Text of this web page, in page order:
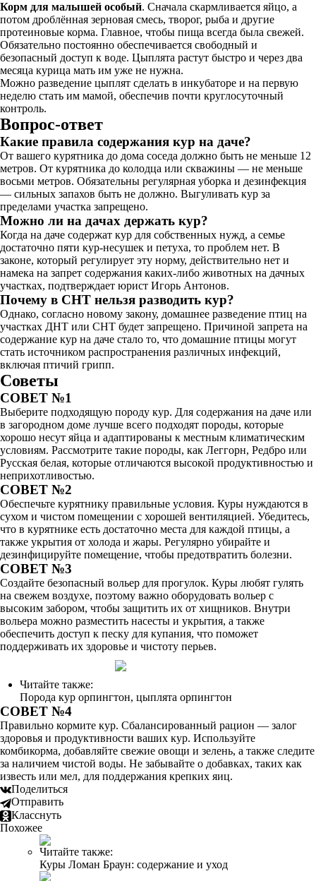
Корм для малышей особый. Сначала скармливается яйцо, а
потом дроблённая зерновая смесь, творог, рыба и другие
протеиновые корма. Главное, чтобы пища всегда была свежей.
Обязательно постоянно обеспечивается свободный и
безопасный доступ к воде. Цыплята растут быстро и через два
месяца курица мать им уже не нужна.
Можно разведение цыплят сделать в инкубаторе и на первую
неделю стать им мамой, обеспечив почти круглосуточный
контроль.
Вопрос-ответ
Какие правила содержания кур на даче?
От вашего курятника до дома соседа должно быть не меньше 12
метров. От курятника до колодца или скважины — не меньше
восьми метров. Обязательны регулярная уборка и дезинфекция
— сильных запахов быть не должно. Выгуливать кур за
пределами участка запрещено.
Можно ли на дачах держать кур?
Когда на даче содержат кур для собственных нужд, а семье
достаточно пяти кур-несушек и петуха, то проблем нет. В
законе, который регулирует эту норму, действительно нет и
намека на запрет содержания каких-либо животных на дачных
участках, подтверждает юрист Игорь Антонов.
Почему в СНТ нельзя разводить кур?
Однако, согласно новому закону, домашнее разведение птиц на
участках ДНТ или СНТ будет запрещено. Причиной запрета на
содержание кур на даче стало то, что домашние птицы могут
стать источником распространения различных инфекций,
включая птичий грипп.
Советы
СОВЕТ №1
Выберите подходящую породу кур. Для содержания на даче или
в загородном доме лучше всего подходят породы, которые
хорошо несут яйца и адаптированы к местным климатическим
условиям. Рассмотрите такие породы, как Леггорн, Редбро или
Русская белая, которые отличаются высокой продуктивностью и
неприхотливостью.
СОВЕТ №2
Обеспечьте курятнику правильные условия. Куры нуждаются в
сухом и чистом помещении с хорошей вентиляцией. Убедитесь,
что в курятнике есть достаточно места для каждой птицы, а
также укрытия от холода и жары. Регулярно убирайте и
дезинфицируйте помещение, чтобы предотвратить болезни.
СОВЕТ №3
Создайте безопасный вольер для прогулок. Куры любят гулять
на свежем воздухе, поэтому важно оборудовать вольер с
высоким забором, чтобы защитить их от хищников. Внутри
вольера можно разместить насесты и укрытия, а также
обеспечить доступ к песку для купания, что поможет
поддерживать их здоровье и чистоту перьев.
Читайте также:
Порода кур орпингтон, цыплята орпингтон
СОВЕТ №4
Правильно кормите кур. Сбалансированный рацион — залог
здоровья и продуктивности ваших кур. Используйте
комбикорма, добавляйте свежие овощи и зелень, а также следите
за наличием чистой воды. Не забывайте о добавках, таких как
известь или мел, для поддержания крепких яиц.
Поделиться
Отправить
Класснуть
Похожее
Читайте также:
Куры Ломан Браун: содержание и уход